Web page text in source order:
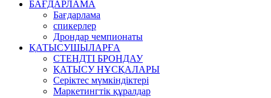
БАҒДАРЛАМА
Бағдарлама
спикерлер
Дрондар чемпионаты
ҚАТЫСУШЫЛАРҒА
СТЕНДТІ БРОНДАУ
ҚАТЫСУ НҰСҚАЛАРЫ
Серіктес мүмкіндіктері
Маркетингтік құралдар